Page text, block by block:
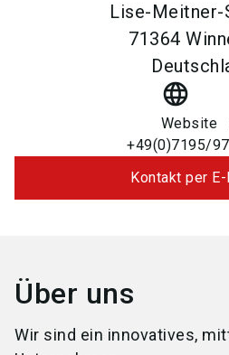
Lise-Meitner-
71364
language
Website
+49(0)7195/
Kontakt per
Über uns
Wir sind ein innovatives,